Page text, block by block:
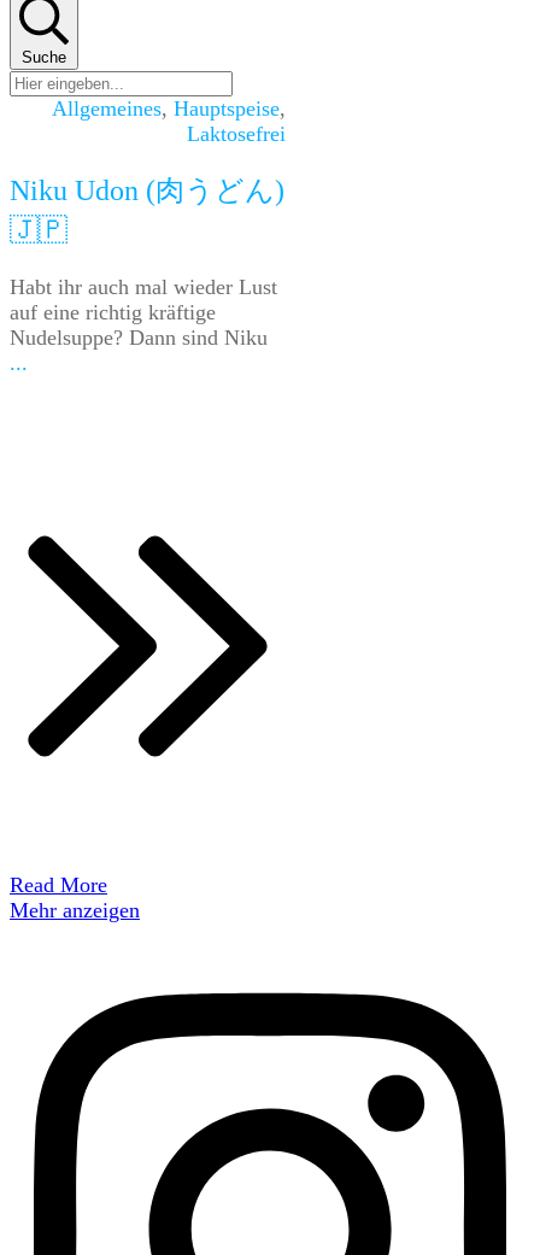
Suche
Allgemeines, Hauptspeise,
Laktosefrei
Niku Udon (肉うどん)
🇯🇵
Habt ihr auch mal wieder Lust
auf eine richtig kräftige
Nudelsuppe? Dann sind Niku
...
Read More
Mehr anzeigen